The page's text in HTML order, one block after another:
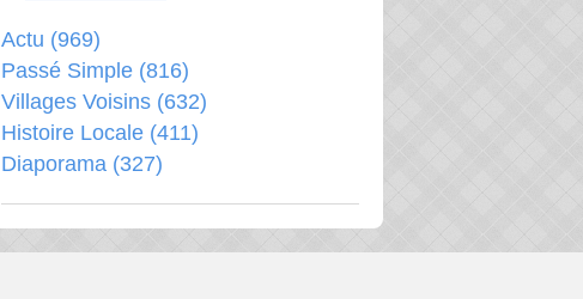
Actu (969)
Passé Simple (816)
Villages Voisins (632)
Histoire Locale (411)
Diaporama (327)